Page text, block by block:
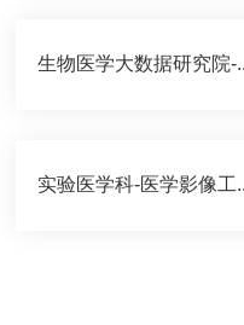
生物医学大数据研究院-
实验医学科-医学影像工